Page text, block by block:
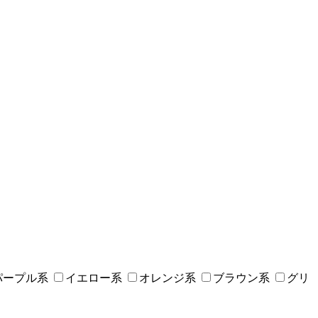
ープル系 イエロー系 オレンジ系 ブラウン系
グリ